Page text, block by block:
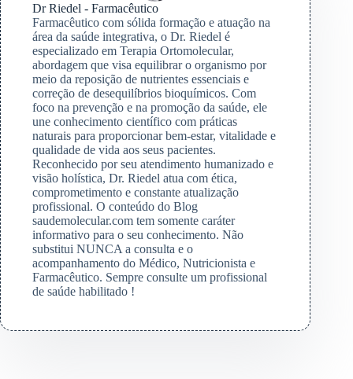
Dr Riedel - Farmacêutico
Farmacêutico com sólida formação e atuação na
área da saúde integrativa, o Dr. Riedel é
especializado em Terapia Ortomolecular,
abordagem que visa equilibrar o organismo por
meio da reposição de nutrientes essenciais e
correção de desequilíbrios bioquímicos. Com
foco na prevenção e na promoção da saúde, ele
une conhecimento científico com práticas
naturais para proporcionar bem-estar, vitalidade e
qualidade de vida aos seus pacientes.
Reconhecido por seu atendimento humanizado e
visão holística, Dr. Riedel atua com ética,
comprometimento e constante atualização
profissional. O conteúdo do Blog
saudemolecular.com tem somente caráter
informativo para o seu conhecimento. Não
substitui NUNCA a consulta e o
acompanhamento do Médico, Nutricionista e
Farmacêutico. Sempre consulte um profissional
de saúde habilitado !